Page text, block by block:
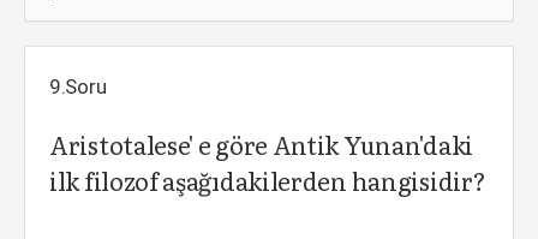
9.Soru
Aristotalese' e göre Antik Yunan'daki
ilk filozof aşağıdakilerden hangisidir?